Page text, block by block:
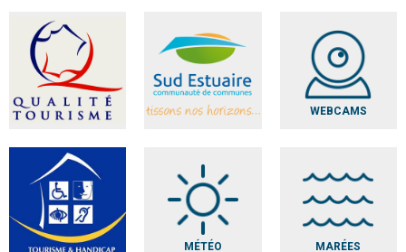
WEBCAMS
MÉTÉO MARÉES